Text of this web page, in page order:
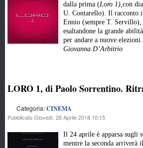
dalla prima (Loro 1),con
U. Contarello). Il racconto
Ennio (sempre T. Servillo),
esaltandone la grande
per andare a nuove
Giovanna D’Arbitrio
LORO 1, di Paolo Sorrentino.
Categoria:CINEMA
Pubblicato Giovedì, 26 Aprile 2018 10:15
Il 24 aprile è apparsa sugli
mentre la seconda arriverà